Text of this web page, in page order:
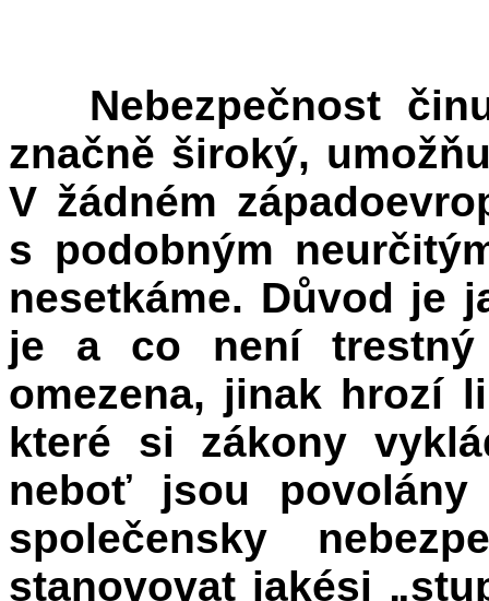
Nebezpečnost
značně široký,
V žádném
s podobným
nesetkáme. Důvod je
je a co není trestný
omezena, jinak hrozí
které si zákony
neboť jsou
společensky
stanovovat jakési